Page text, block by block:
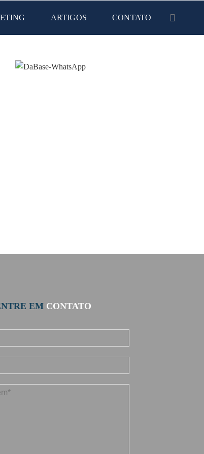
ARTIGOS CONTATO
EM CONTATO